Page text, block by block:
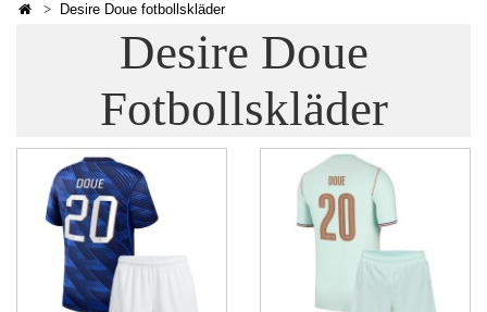
Desire Doue fotbollskläder
Desire Doue
Fotbollskläder